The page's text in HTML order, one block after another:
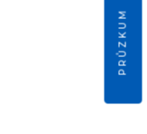
PRŮZKUM